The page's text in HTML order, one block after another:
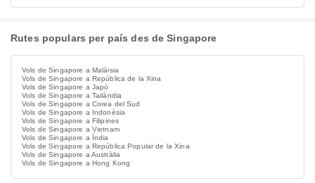
Rutes populars per país des de Singapore
Vols de Singapore a Malàisia
Vols de Singapore a República de la Xina
Vols de Singapore a Japó
Vols de Singapore a Tailàndia
Vols de Singapore a Corea del Sud
Vols de Singapore a Indonèsia
Vols de Singapore a Filipines
Vols de Singapore a Vietnam
Vols de Singapore a Índia
Vols de Singapore a República Popular de la Xina
Vols de Singapore a Austràlia
Vols de Singapore a Hong Kong